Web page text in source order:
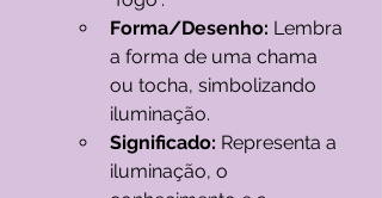
Forma/Desenho: Lembra
a forma de uma chama
ou tocha, simbolizando
iluminação.
Significado: Representa a
iluminação, o